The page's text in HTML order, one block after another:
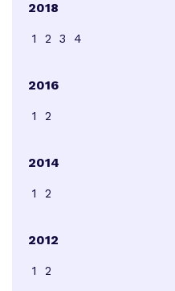
2018
1 2 3 4
2016
1 2
2014
1 2
2012
1 2